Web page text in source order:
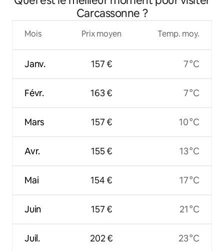
Carcassonne ?
Mois
Janv.
Févr.
Mars
Avr.
Mai
Juin
Juil.
Prix moyen
157 €
163 €
157 €
155 €
154 €
157 €
202 €
Temp. moy.
7 °C
7 °C
10 °C
13 °C
17 °C
21 °C
23 °C